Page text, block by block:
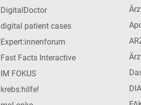
DigitalDoctor
digital patient cases
Expert:innenforum
Fast Facts Interactive
IM FOKUS
krebs:hilfe!